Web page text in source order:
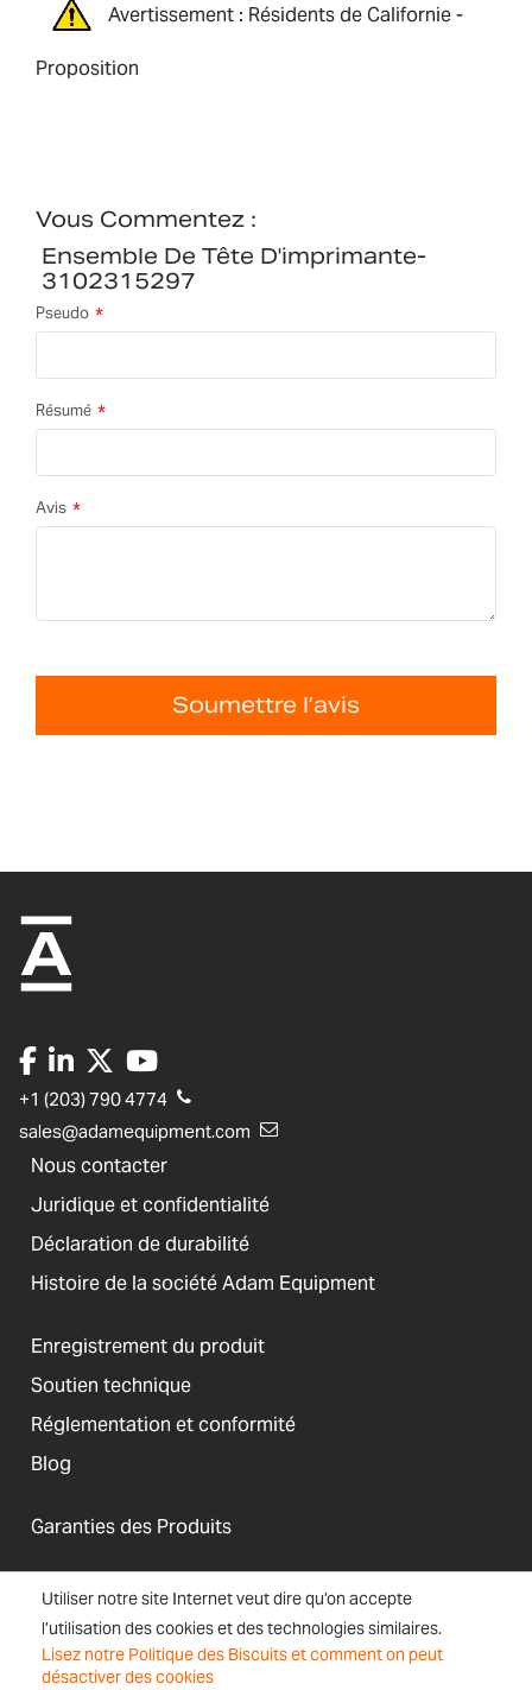
Utiliser notre site Internet veut dire qu’on accepte
l’utilisation des cookies et des technologies similaires.
Lisez notre Politique des Biscuits et comment on peut
désactiver des cookies
Avertissement : Résidents de Californie -
Proposition
Vous Commentez :
Ensemble De Tête D'imprimante-
3102315297
Pseudo
Résumé
Avis
Soumettre l’avis
+1 (203) 790 4774
sales@adamequipment.com
Nous contacter
Juridique et confidentialité
Déclaration de durabilité
Histoire de la société Adam Equipment
Enregistrement du produit
Soutien technique
Réglementation et conformité
Blog
Garanties des Produits
États-Unis
Conditions
Générales de
Accessibilité, Cookies
et Informations sur le
Bulletin